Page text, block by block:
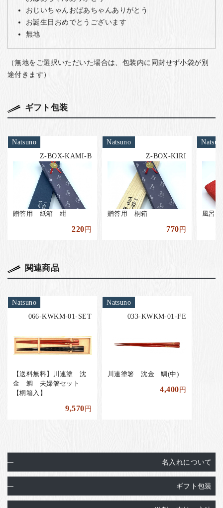
おじいちゃんおばあちゃんありがとう
お誕生日おめでとうございます
無地
（無地をご選択いただいた場合は、包装内に同封せず小袋が別
途付きます）
ギフト包装
Natsuno
Z-BOX-KAMI-B
贈答用 紙箱 紺
220円
Natsuno
Z-BOX-KIRI
贈答用 桐箱
770円
風呂
関連商品
Natsuno
066-KWKM-01-SET
【送料無料】川連塗 沈
金 鯛 夫婦箸セット
【桐箱入】
9,570円
Natsuno
033-KWKM-01-FE
川連塗箸 沈金 鯛(中)
4,400円
名入れについて
ギフト包装